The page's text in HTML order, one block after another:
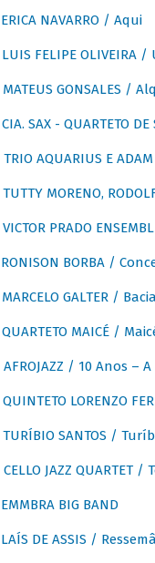
ERICA NAVARRO / Aqui
LUIS FELIPE
MATEUS GONSALES /
CIA. SAX - QUARTETO
TRIO AQUARIUS E
TUTTY MORENO,
VICTOR PRADO
RONISON BORBA /
MARCELO GALTER /
QUARTETO MAICÉ /
AFROJAZZ / 10 Anos –
QUINTETO LORENZO
TURÍBIO SANTOS /
CELLO JAZZ QUARTET
EMMBRA BIG BAND
LAÍS DE ASSIS /